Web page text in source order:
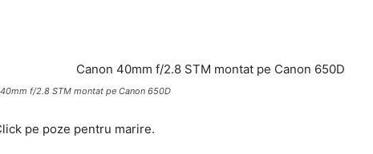
f/2.8 STM montat pe Canon 650D
pe poze pentru marire.